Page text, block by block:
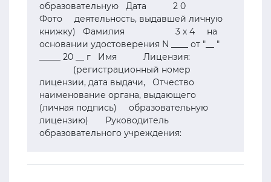
образовательную Дата 2 0
Фото деятельность, выдавшей личную
книжку) Фамилия 3 х 4 на
основании удостоверения N ____ от "__ "
_____ 20 __ г Имя Лицензия:
(регистрационный номер
лицензии, дата выдачи, Отчество
наименование органа, выдающего
(личная подпись) образовательную
лицензию) Руководитель
образовательного учреждения: